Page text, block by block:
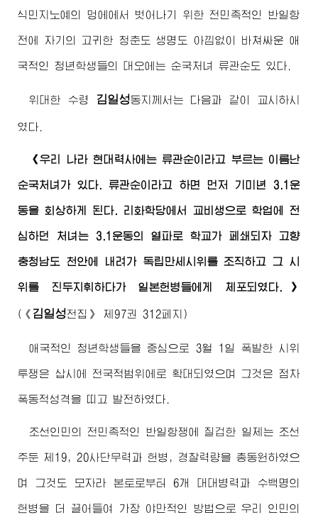
식민지노예의 멍에에서 벗어나기 위한 전민족적인 반일항
전에 자기의 고귀한 청춘도 생명도 아낌없이 바쳐싸운 애
국적인 청년학생들의 대오에는 순국처녀 류관순도 있다.
위대한 수령 김일성동지 께서는 다음과 같이 교시하시
였다.
《우리 나라 현대력사에는 류관순이라고 부르는 이름난
순국처녀가 있다. 류관순이라고 하면 먼저 기미년 3.1운
동을 회상하게 된다. 리화학당에서 교비생으로 학업에 전
심하던 처녀는 3.1운동의 열파로 학교가 페쇄되자 고향
충청남도 천안에 내려가 독립만세시위를 조직하고 그 시
위를 진두지휘하다가 일본헌병들에게 체포되였다.》
( 《 김일성전집》 제97권 312페지)
애국적인 청년학생들을 중심으로 3월 1일 폭발한 시위
투쟁은 삽시에 전국적범위에로 확대되였으며 그것은 점차
폭동적성격을 띠고 발전하였다.
조선인민의 전민족적인 반일항쟁에 질겁한 일제는 조선
주둔 제19, 20사단무력과 헌병, 경찰력량을 총동원하였으
며 그것도 모자라 본토로부터 6개 대대병력과 수백명의
헌병을 더 끌어들여 가장 야만적인 방법으로 우리 인민의